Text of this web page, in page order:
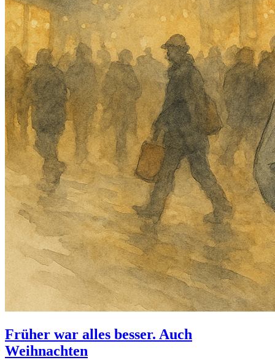
Früher war alles besser. Auch
Weihnachten